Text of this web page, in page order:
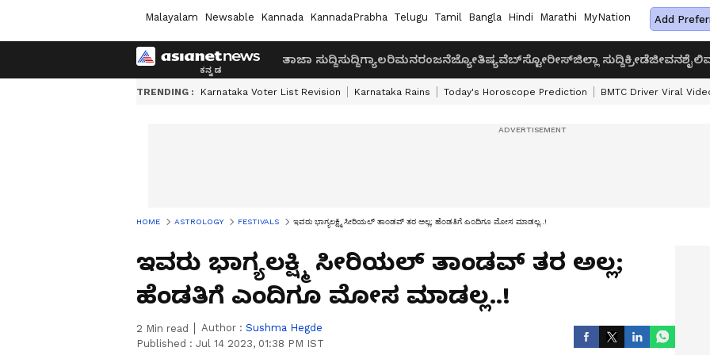
Malayalam Newsable Kannada KannadaPrabha Telugu Tamil Bangla Hindi Marathi MyNation Add
ತಾಜಾ ಸುದ್ದಿಸುದ್ದಿಗ್ಯಾಲರಿಮನರಂಜನೆಜ್ಯೋತಿಷ್ಯವೆಬ್‌ಸ್ಟೋರೀಸ್ಜಿಲ್ಲಾ ಸುದ್ದಿಕ್ರೀಡೆಜೀವನಶೈಲಿ
TRENDING : Karnataka Voter List Revision Karnataka Rains Today's Horoscope Prediction BMTC Driver Viral
HOME ASTROLOGY FESTIVALS ಇವರು ಭಾಗ್ಯಲಕ್ಷ್ಮಿ ಸೀರಿಯಲ್ ತಾಂಡವ್ ತರ ಅಲ್ಲ; ಹೆಂಡತಿಗೆ ಎಂದಿಗೂ ಮೋಸ ಮಾಡಲ್ಲ..!
ಇವರು ಭಾಗ್ಯಲಕ್ಷ್ಮಿ ಸೀರಿಯಲ್ ತಾಂಡವ್ ತರ ಅಲ್ಲ;
ಹೆಂಡತಿಗೆ ಎಂದಿಗೂ ಮೋಸ ಮಾಡಲ್ಲ..!
2 Min read Author : Sushma Hegde
Published : Jul 14 2023, 01:38 PM IST